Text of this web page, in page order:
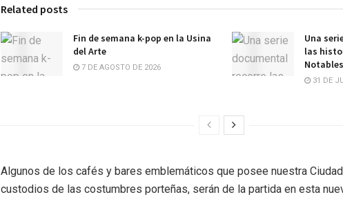
Related posts
Fin de semana k-pop en la Usina
del Arte
7 DE AGOSTO DE 2026
Una
las
31 DE
Algunos de los cafés y bares emblemáticos que posee nuestra
custodios de las costumbres porteñas, serán de la partida en esta